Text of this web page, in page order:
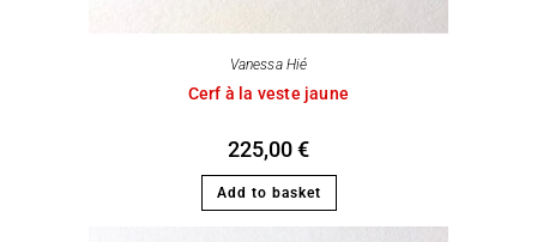
Vanessa Hié
Cerf à la veste jaune
225,00€
Add to basket